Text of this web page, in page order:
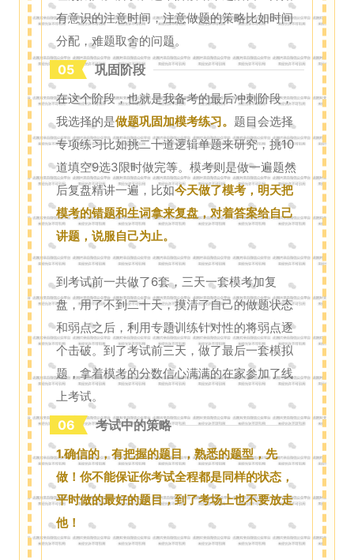
有意识的注意时间，注意做题的策略比如时间
分配，难题取舍的问题。
05 巩固阶段
在这个阶段，也就是我备考的最后冲刺阶段，
我选择的是做题巩固加模考练习。 题目会选择
专项练习比如挑二十道逻辑单题来研究，挑10
道填空9选3限时做完等。模考则是做一遍题然
后复盘精讲一遍，比如今天做了模考，明天把
模考的错题和生词拿来复盘，对着答案给自己
讲题，说服自己为止。
到考试前一共做了6套，三天一套模考加复
盘，用了不到二十天，摸清了自己的做题状态
和弱点之后，利用专题训练针对性的将弱点逐
个击破。到了考试前三天，做了最后一套模拟
题，拿着模考的分数信心满满的在家参加了线
上考试。
06 考试中的策略
1.确信的，有把握的题目，熟悉的题型，先
做！你不能保证你考试全程都是同样的状态，
平时做的最好的题目，到了考场上也不要放走
他！